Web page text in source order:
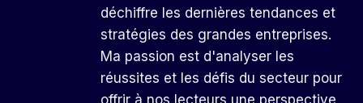
déchiffre les dernières tendances et
stratégies des grandes entreprises.
Ma passion est d'analyser les
réussites et les défis du secteur pour
offrir à nos lecteurs une perspective